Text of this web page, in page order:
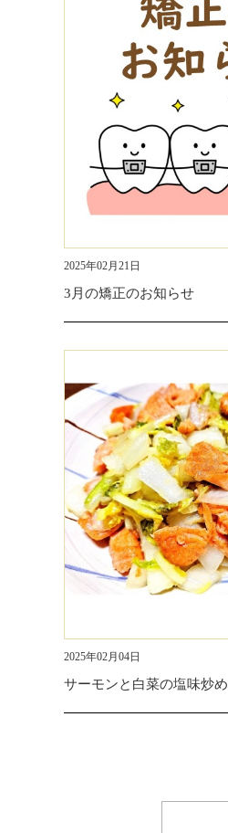
2025年02月21日
3月の矯正のお知らせ
2025年02月04日
サーモンと白菜の塩味炒め